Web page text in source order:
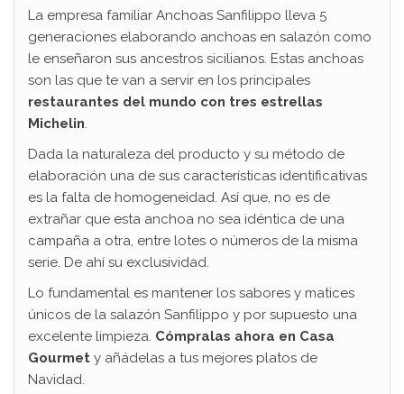
La empresa familiar Anchoas Sanfilippo lleva 5
generaciones elaborando anchoas en salazón como
le enseñaron sus ancestros sicilianos. Estas anchoas
son las que te van a servir en los principales
restaurantes del mundo con tres estrellas
Michelin.
Dada la naturaleza del producto y su método de
elaboración una de sus características identificativas
es la falta de homogeneidad. Así que, no es de
extrañar que esta anchoa no sea idéntica de una
campaña a otra, entre lotes o números de la misma
serie. De ahí su exclusividad.
Lo fundamental es mantener los sabores y matices
únicos de la salazón Sanfilippo y por supuesto una
excelente limpieza. Cómpralas ahora en Casa
Gourmet y añádelas a tus mejores platos de
Navidad.